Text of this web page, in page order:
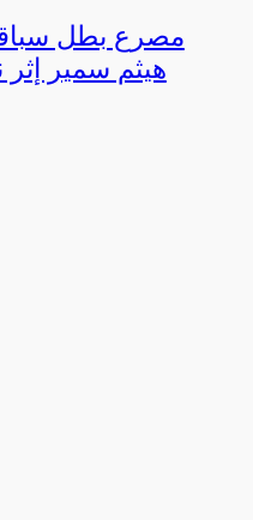
مصرع بطل
هيثم سمير